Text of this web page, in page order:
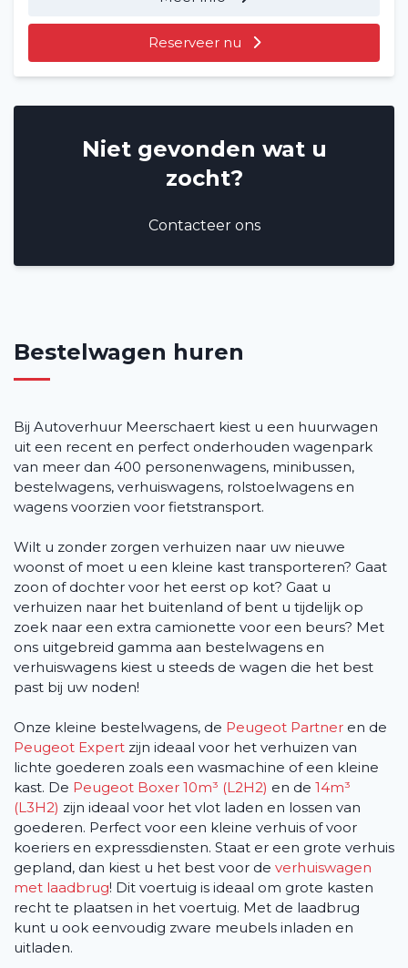
Reserveer nu
Niet gevonden wat u
zocht?
Contacteer ons
Bestelwagen huren
Bij Autoverhuur Meerschaert kiest u een huurwagen
uit een recent en perfect onderhouden wagenpark
van meer dan 400 personenwagens, minibussen,
bestelwagens, verhuiswagens, rolstoelwagens en
wagens voorzien voor fietstransport.
Wilt u zonder zorgen verhuizen naar uw nieuwe
woonst of moet u een kleine kast transporteren? Gaat
zoon of dochter voor het eerst op kot? Gaat u
verhuizen naar het buitenland of bent u tijdelijk op
zoek naar een extra camionette voor een beurs? Met
ons uitgebreid gamma aan bestelwagens en
verhuiswagens kiest u steeds de wagen die het best
past bij uw noden!
Onze kleine bestelwagens, de Peugeot Partner en de
Peugeot Expert zijn ideaal voor het verhuizen van
lichte goederen zoals een wasmachine of een kleine
kast. De Peugeot Boxer 10m³ (L2H2) en de 14m³
(L3H2) zijn ideaal voor het vlot laden en lossen van
goederen. Perfect voor een kleine verhuis of voor
koeriers en expressdiensten. Staat er een grote verhuis
gepland, dan kiest u het best voor de verhuiswagen
met laadbrug! Dit voertuig is ideaal om grote kasten
recht te plaatsen in het voertuig. Met de laadbrug
kunt u ook eenvoudig zware meubels inladen en
uitladen.